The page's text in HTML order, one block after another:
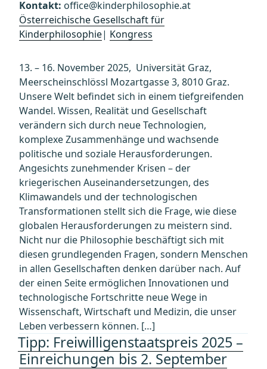
Kontakt: office@kinderphilosophie.at
Österreichische Gesellschaft für
Kinderphilosophie| Kongress
13. – 16. November 2025, Universität Graz,
Meerscheinschlössl Mozartgasse 3, 8010 Graz.
Unsere Welt befindet sich in einem tiefgreifenden
Wandel. Wissen, Realität und Gesellschaft
verändern sich durch neue Technologien,
komplexe Zusammenhänge und wachsende
politische und soziale Herausforderungen.
Angesichts zunehmender Krisen – der
kriegerischen Auseinandersetzungen, des
Klimawandels und der technologischen
Transformationen stellt sich die Frage, wie diese
globalen Herausforderungen zu meistern sind.
Nicht nur die Philosophie beschäftigt sich mit
diesen grundlegenden Fragen, sondern Menschen
in allen Gesellschaften denken darüber nach. Auf
der einen Seite ermöglichen Innovationen und
technologische Fortschritte neue Wege in
Wissenschaft, Wirtschaft und Medizin, die unser
Leben verbessern können. […]
Tipp: Freiwilligenstaatspreis 2025 –
Einreichungen bis 2. September